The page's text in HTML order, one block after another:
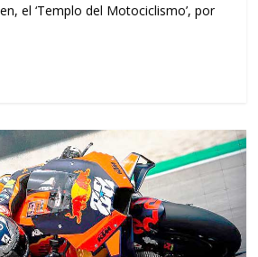
el ‘Templo del Motociclismo’, por